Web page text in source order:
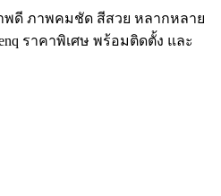
พดี ภาพคมชัด สีสวย หลากหลาย
ราคาพิเศษ พร้อมติดตั้ง และ